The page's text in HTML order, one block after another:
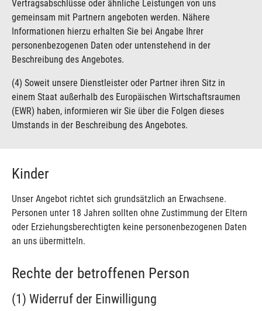
Vertragsabschlüsse oder ähnliche Leistungen von uns
gemeinsam mit Partnern angeboten werden. Nähere
Informationen hierzu erhalten Sie bei Angabe Ihrer
personenbezogenen Daten oder untenstehend in der
Beschreibung des Angebotes.
(4) Soweit unsere Dienstleister oder Partner ihren Sitz in
einem Staat außerhalb des Europäischen Wirtschaftsraumen
(EWR) haben, informieren wir Sie über die Folgen dieses
Umstands in der Beschreibung des Angebotes.
Kinder
Unser Angebot richtet sich grundsätzlich an Erwachsene.
Personen unter 18 Jahren sollten ohne Zustimmung der Eltern
oder Erziehungsberechtigten keine personenbezogenen Daten
an uns übermitteln.
Rechte der betroffenen Person
(1) Widerruf der Einwilligung